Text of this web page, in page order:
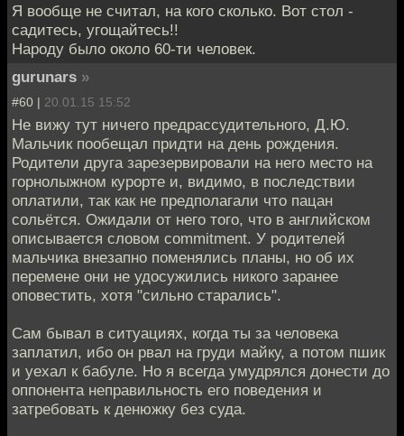
Я вообще не считал, на кого сколько. Вот стол -
садитесь, угощайтесь!!
Народу было около 60-ти человек.
gurunars »
#60 | 20.01.15 15:52
Не вижу тут ничего предрассудительного, Д.Ю.
Мальчик пообещал придти на день рождения.
Родители друга зарезервировали на него место на
горнолыжном курорте и, видимо, в последствии
оплатили, так как не предполагали что пацан
сольётся. Ожидали от него того, что в английском
описывается словом commitment. У родителей
мальчика внезапно поменялись планы, но об их
перемене они не удосужились никого заранее
оповестить, хотя "сильно старались".
Сам бывал в ситуациях, когда ты за человека
заплатил, ибо он рвал на груди майку, а потом пшик
и уехал к бабуле. Но я всегда умудрялся донести до
оппонента неправильность его поведения и
затребовать к денюжку без суда.